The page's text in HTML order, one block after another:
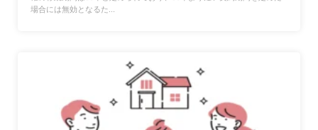
場合には無効となるた...